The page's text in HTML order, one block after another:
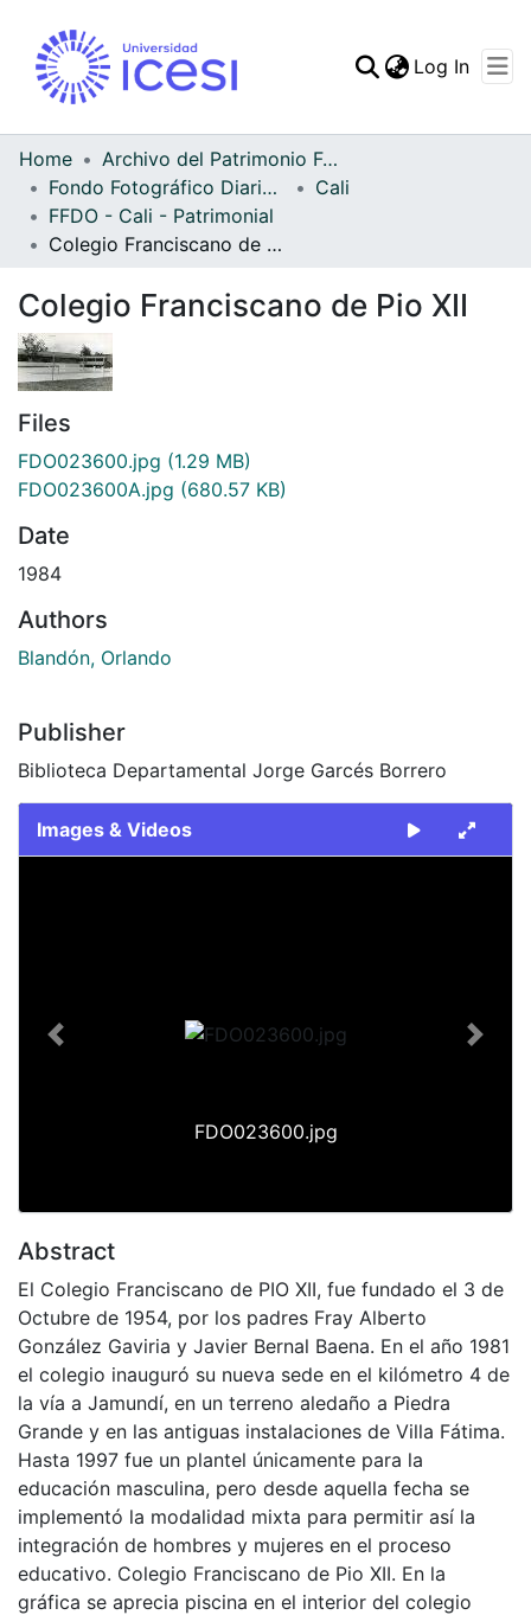
Statistics
Log In
Home
Archivo del Patrimonio Fotográfico y Fílmico del Valle del Cauca
Fondo Fotográfico Diario Occidente
Cali
FFDO - Cali - Patrimonial
Colegio Franciscano de Pio XII
Colegio Franciscano de Pio XII
Files
FDO023600.jpg (1.29 MB)
FDO023600A.jpg (680.57 KB)
Date
1984
Authors
Blandón, Orlando
Publisher
Biblioteca Departamental Jorge Garcés Borrero
Images & Videos
FDO023600.jpg
Previous Next
Abstract
El Colegio Franciscano de PIO XII, fue fundado el 3 de
Octubre de 1954, por los padres Fray Alberto
González Gaviria y Javier Bernal Baena. En el año 1981
el colegio inauguró su nueva sede en el kilómetro 4 de
la vía a Jamundí, en un terreno aledaño a Piedra
Grande y en las antiguas instalaciones de Villa Fátima.
Hasta 1997 fue un plantel únicamente para la
educación masculina, pero desde aquella fecha se
implementó la modalidad mixta para permitir así la
integración de hombres y mujeres en el proceso
educativo. Colegio Franciscano de Pio XII. En la
gráfica se aprecia piscina en el interior del colegio